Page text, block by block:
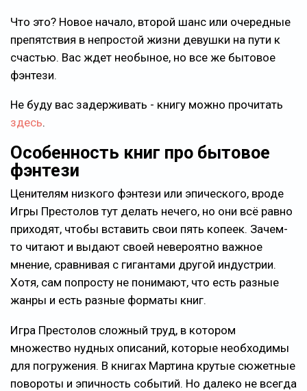
Что это? Новое начало, второй шанс или очередные
препятствия в непростой жизни девушки на пути к
счастью. Вас ждет необыное, но все же бытовое
фэнтези.
Не буду вас задерживать - книгу можно прочитать
здесь.
Особенность книг про бытовое
фэнтези
Ценителям низкого фэнтези или эпического, вроде
Игры Престолов тут делать нечего, но они всё равно
приходят, чтобы вставить свои пять копеек. Зачем-
то читают и выдают своей невероятно важное
мнение, сравнивая с гигантами другой индустрии.
Хотя, сам попросту не понимают, что есть разные
жанры и есть разные форматы книг.
Игра Престолов сложный труд, в котором
множество нудных описаний, которые необходимы
для погружения. В книгах Мартина крутые сюжетные
повороты и эпичность событий. Но далеко не всегда